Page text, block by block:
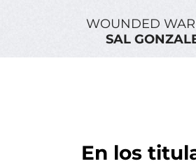
WOUNDED
SAL
En los